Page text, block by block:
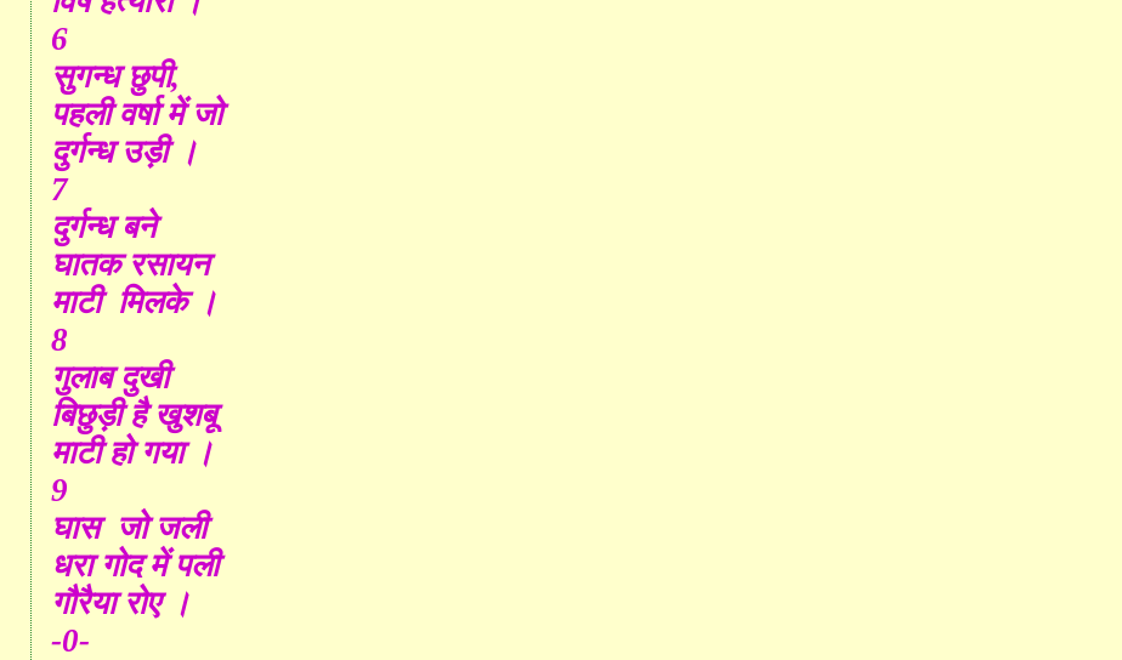
6
सुगन्ध छुपी,
पहली वर्षा में जो
दुर्गन्ध उड़ी ।
7
दुर्गन्ध बने
घातक रसायन
माटी मिलके ।
8
गुलाब दुखी
बिछुड़ी है खुशबू
माटी हो गया ।
9
घास जो जली
धरा गोद में पली
गौरैया रोए ।
-0-